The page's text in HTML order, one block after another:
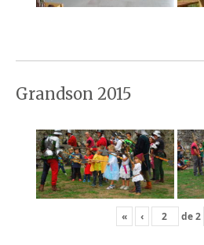
Grandson 2015
« ‹ de2